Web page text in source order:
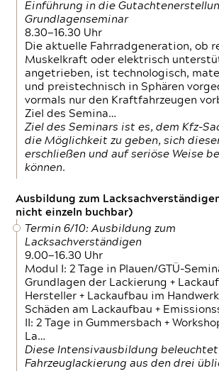
Einführung in die
Grundlagenseminar
8.30—16.30 Uhr
Die aktuelle Fahrradgeneration, ob
Muskelkraft oder elektrisch
angetrieben, ist technologisch,
und preistechnisch in Sphären
vormals nur den Kraftfahrzeugen
Ziel des Semina…
Ziel des Seminars ist es, dem Kfz-
die Möglichkeit zu geben, sich
erschließen und auf seriöse Weise
können.
Ausbildung zum
nicht einzeln buchbar)
Termin 6/10: Ausbildung zum
Lacksachverständigen
9.00—16.30 Uhr
Modul I: 2 Tage in Plauen/GTÜ-
Grundlagen der Lackierung +
Hersteller + Lackaufbau im
Schäden am Lackaufbau +
II: 2 Tage in Gummersbach +
La…
Diese Intensivausbildung beleuchtet
Fahrzeuglackierung aus den drei